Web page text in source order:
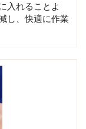
入れることよ
し、快適に作業